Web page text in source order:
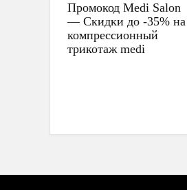
Промокод Medi Salon
— Скидки до -35% на
компрессионный
трикотаж medi